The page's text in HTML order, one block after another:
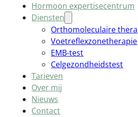
Hormoon expertisecentrum
Diensten
Orthomoleculaire
Voetreflexzonetherapie
EMB-test
Celgezondheidstest
Tarieven
Over mij
Nieuws
Contact